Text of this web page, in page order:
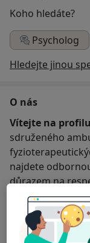
Koho hledáte?
Psycholog
Hledejte jinou
O nás
Vítejte na
sdruženého
najdete
důrazem na
situaci.
V čem Vám
Psychologická
VíceO nás